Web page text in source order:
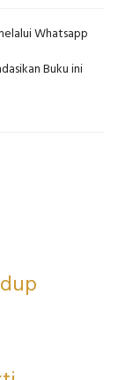
Whatsapp
Buku ini